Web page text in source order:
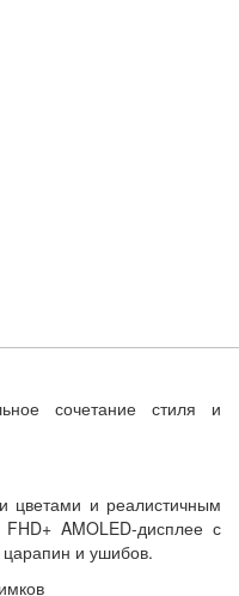
сочетание стиля и
цветами и реалистичным
AMOLED-дисплее с
и ушибов.